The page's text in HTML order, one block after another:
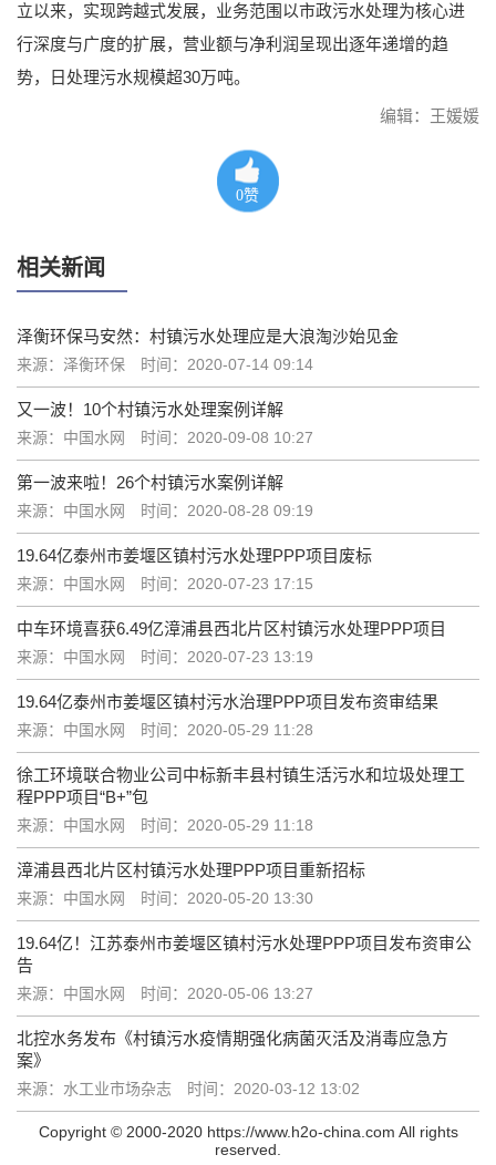
立以来，实现跨越式发展，业务范围以市政污水处理为核心进
行深度与广度的扩展，营业额与净利润呈现出逐年递增的趋
势，日处理污水规模超30万吨。
编辑：王媛媛
0赞
相关新闻
泽衡环保马安然：村镇污水处理应是大浪淘沙始见金
来源：泽衡环保 时间：2020-07-14 09:14
又一波！10个村镇污水处理案例详解
来源：中国水网 时间：2020-09-08 10:27
第一波来啦！26个村镇污水案例详解
来源：中国水网 时间：2020-08-28 09:19
19.64亿泰州市姜堰区镇村污水处理PPP项目废标
来源：中国水网 时间：2020-07-23 17:15
中车环境喜获6.49亿漳浦县西北片区村镇污水处理PPP项目
来源：中国水网 时间：2020-07-23 13:19
19.64亿泰州市姜堰区镇村污水治理PPP项目发布资审结果
来源：中国水网 时间：2020-05-29 11:28
徐工环境联合物业公司中标新丰县村镇生活污水和垃圾处理工
程PPP项目“B+”包
来源：中国水网 时间：2020-05-29 11:18
漳浦县西北片区村镇污水处理PPP项目重新招标
来源：中国水网 时间：2020-05-20 13:30
19.64亿！江苏泰州市姜堰区镇村污水处理PPP项目发布资审公
告
来源：中国水网 时间：2020-05-06 13:27
北控水务发布《村镇污水疫情期强化病菌灭活及消毒应急方
案》
来源：水工业市场杂志 时间：2020-03-12 13:02
Copyright © 2000-2020 https://www.h2o-china.com All rights
reserved.